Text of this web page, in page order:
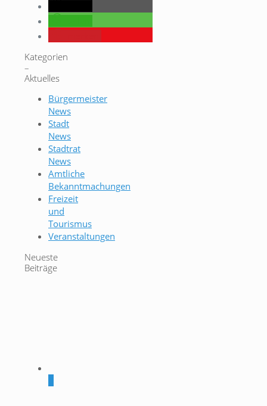
Kategorien
–
Aktuelles
Bürgermeister
News
Stadt
News
Stadtrat
News
Amtliche
Bekanntmachungen
Freizeit
und
Tourismus
Veranstaltungen
Neueste
Beiträge